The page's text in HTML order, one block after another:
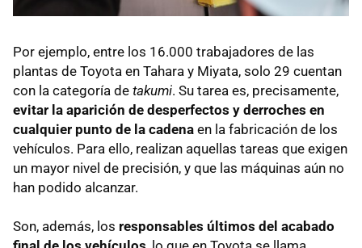
Por ejemplo, entre los 16.000 trabajadores de las
plantas de Toyota en Tahara y Miyata, solo 29 cuentan
con la categoría de takumi. Su tarea es, precisamente,
evitar la aparición de desperfectos y derroches en
cualquier punto de la cadena en la fabricación de los
vehículos. Para ello, realizan aquellas tareas que exigen
un mayor nivel de precisión, y que las máquinas aún no
han podido alcanzar.
Son, además, los responsables últimos del acabado